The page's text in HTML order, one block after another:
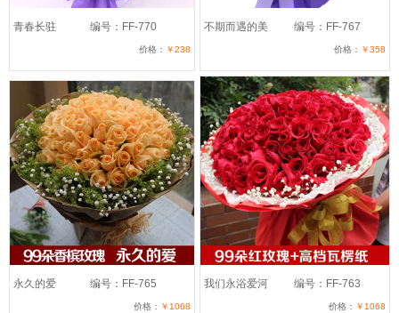
青春长驻 编号：FF-770
价格： ￥238
不期而遇的美 编号：FF-767
价格： ￥358
永久的爱 编号：FF-765
价格： ￥1068
我们永浴爱河 编号：FF-763
价格： ￥1068